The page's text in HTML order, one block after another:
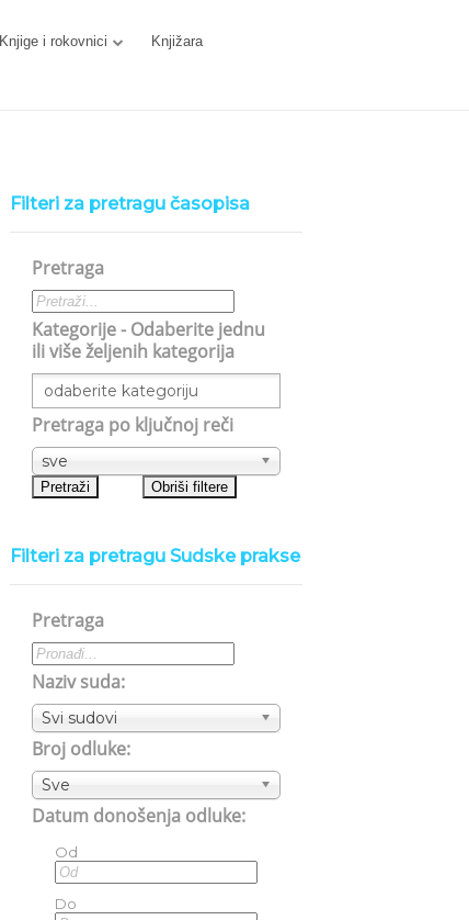
Knjige i rokovnici Knjižara
Filteri za pretragu časopisa
Pretraga
Kategorije - Odaberite jednu
ili više željenih kategorija
Pretraga po ključnoj reči
sve
Filteri za pretragu Sudske prakse
Pretraga
Naziv suda:
Svi sudovi
Broj odluke:
Sve
Datum donošenja odluke:
Od
Do